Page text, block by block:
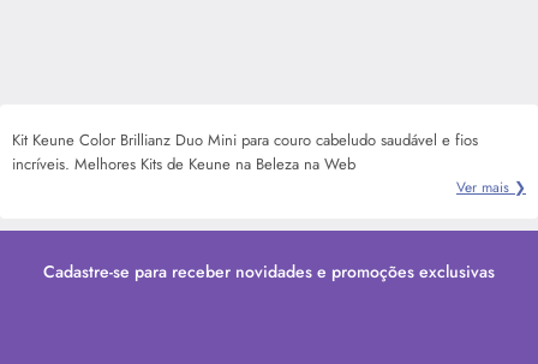
Kit Keune Color Brillianz Duo Mini para couro cabeludo saudável e fios
incríveis. Melhores Kits de Keune na Beleza na Web
Ver mais ❯
Cadastre-se para receber novidades e promoções exclusivas